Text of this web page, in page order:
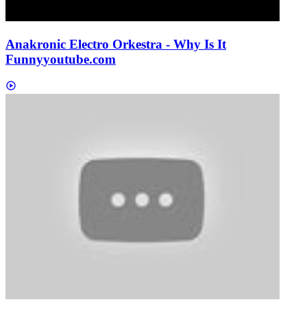
Anakronic Electro Orkestra - Why Is It
Funnyyoutube.com